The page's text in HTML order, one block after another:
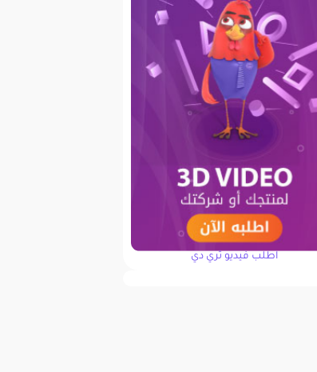
اطلب فيديو ثري دي